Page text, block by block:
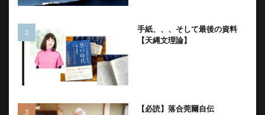
手紙、、、そして最後の資料
【天縄文理論】
【必読】落合莞爾自伝